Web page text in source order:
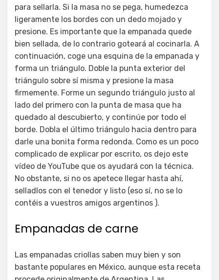
para sellarla. Si la masa no se pega, humedezca
ligeramente los bordes con un dedo mojado y
presione. Es importante que la empanada quede
bien sellada, de lo contrario goteará al cocinarla. A
continuación, coge una esquina de la empanada y
forma un triángulo. Doble la punta exterior del
triángulo sobre sí misma y presione la masa
firmemente. Forme un segundo triángulo justo al
lado del primero con la punta de masa que ha
quedado al descubierto, y continúe por todo el
borde. Dobla el último triángulo hacia dentro para
darle una bonita forma redonda. Como es un poco
complicado de explicar por escrito, os dejo este
vídeo de YouTube que os ayudará con la técnica.
No obstante, si no os apetece llegar hasta ahí,
selladlos con el tenedor y listo (eso sí, no se lo
contéis a vuestros amigos argentinos ).
Empanadas de carne
Las empanadas criollas saben muy bien y son
bastante populares en México, aunque esta receta